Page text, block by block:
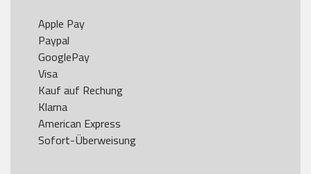
Apple Pay
Paypal
GooglePay
Visa
Kauf auf Rechung
Klarna
American Express